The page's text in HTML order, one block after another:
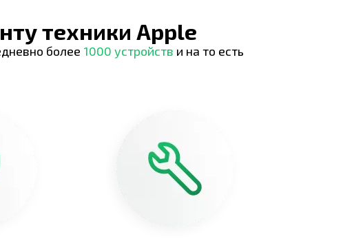
техники Apple
более 1000 устройств и на то есть